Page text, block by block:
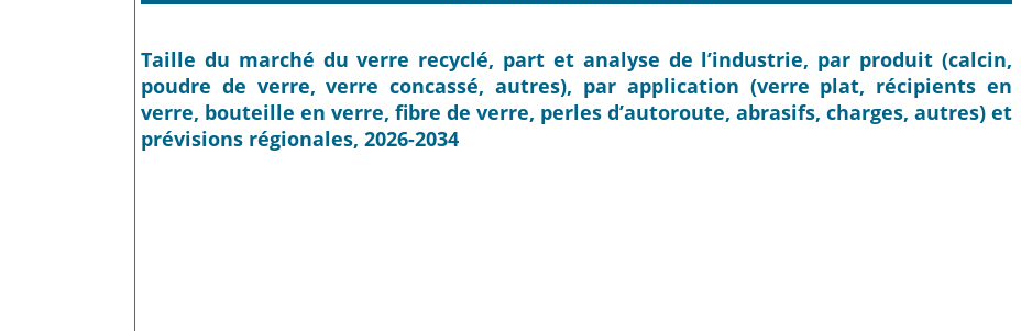
Taille du marché du verre recyclé, part et analyse de l’industrie, par produit (calcin,
poudre de verre, verre concassé, autres), par application (verre plat, récipients en
verre, bouteille en verre, fibre de verre, perles d’autoroute, abrasifs, charges, autres) et
prévisions régionales, 2026-2034